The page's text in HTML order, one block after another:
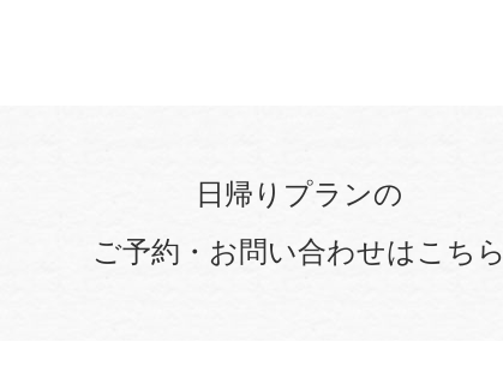
日帰りプランの
ご予約・お問い合わせはこちら